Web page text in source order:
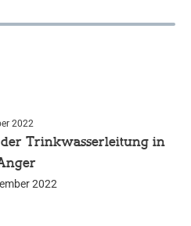
Trinkwasserleitung in
2022
2022